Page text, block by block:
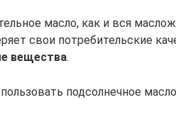
масло, как и вся
свои потребительские
вещества.
подсолнечное